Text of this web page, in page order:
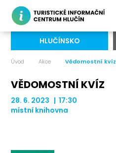
HLUČÍNSKO
Úvod Akce Vědomostní kvíz
VĚDOMOSTNÍ KVÍZ
28. 6. 2023 | 17:30
místní knihovna